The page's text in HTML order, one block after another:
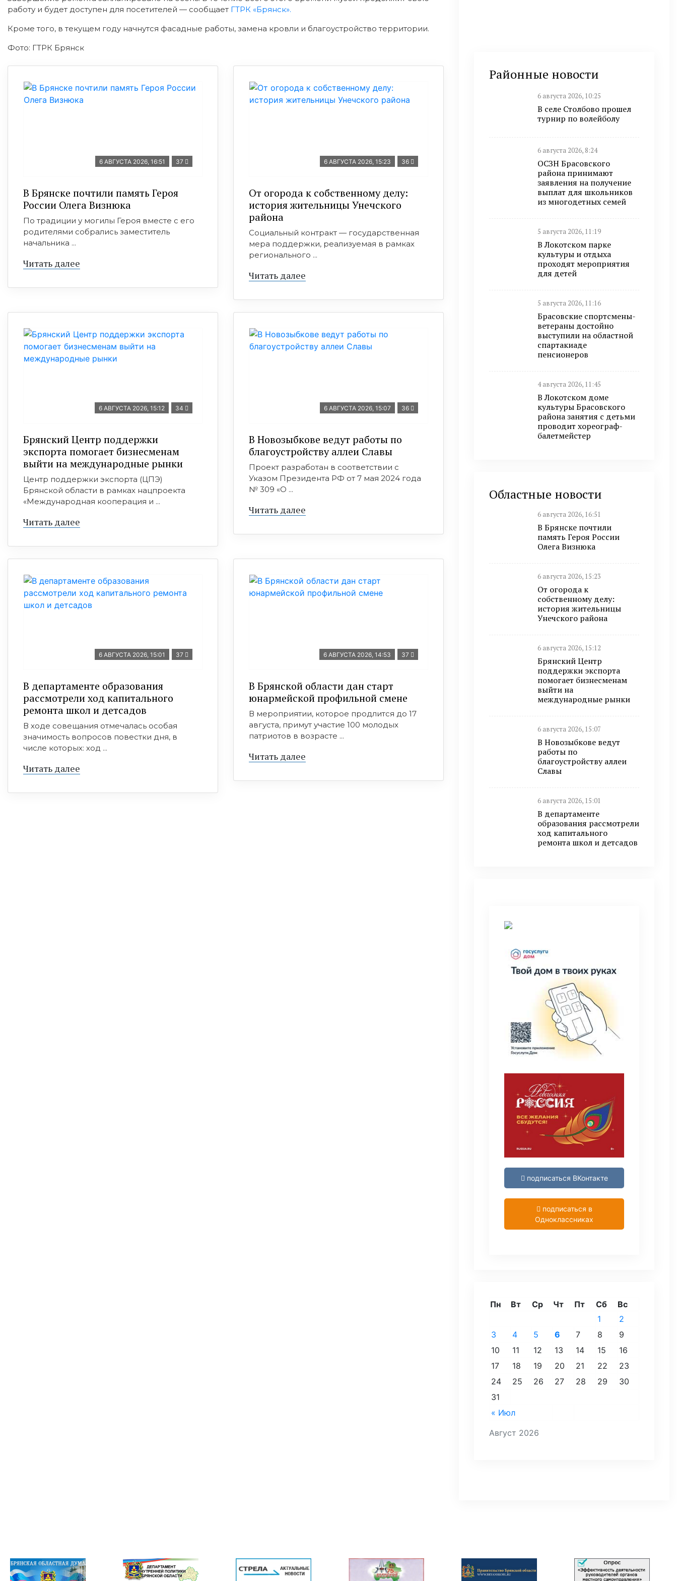
работу и будет доступен для посетителей — сообщает ГТРК «Брянск».
Кроме того, в текущем году начнутся фасадные работы, замена кровли и благоустройство территории.
Фото: ГТРК Брянск
6 АВГУСТА 2026, 16:51 37
В Брянске почтили память Героя
России Олега Визнюка
По традиции у могилы Героя вместе с его
родителями собрались заместитель
начальника ...
Читать далее
6 АВГУСТА 2026, 15:23 36
От огорода к собственному делу:
история жительницы Унечского
района
Социальный контракт — государственная
мера поддержки, реализуемая в рамках
регионального ...
Читать далее
6 АВГУСТА 2026, 15:12 34
Брянский Центр поддержки
экспорта помогает бизнесменам
выйти на международные рынки
Центр поддержки экспорта (ЦПЭ)
Брянской области в рамках нацпроекта
«Международная кооперация и ...
Читать далее
6 АВГУСТА 2026, 15:07 36
В Новозыбкове ведут работы по
благоустройству аллеи Славы
Проект разработан в соответствии с
Указом Президента РФ от 7 мая 2024 года
№ 309 «О ...
Читать далее
6 АВГУСТА 2026, 15:01 37
В департаменте образования
рассмотрели ход капитального
ремонта школ и детсадов
В ходе совещания отмечалась особая
значимость вопросов повестки дня, в
числе которых: ход ...
Читать далее
6 АВГУСТА 2026, 14:53 37
В Брянской области дан старт
юнармейской профильной смене
В мероприятии, которое продлится до 17
августа, примут участие 100 молодых
патриотов в возрасте ...
Читать далее
Районные новости
6 августа 2026, 10:25
В селе Столбово прошел
турнир по волейболу
6 августа 2026, 8:24
ОСЗН Брасовского
района принимают
заявления на получение
выплат для школьников
из многодетных семей
5 августа 2026, 11:19
В Локотском парке
культуры и отдыха
проходят мероприятия
для детей
5 августа 2026, 11:16
Брасовские спортсмены-
ветераны достойно
выступили на областной
спартакиаде
пенсионеров
4 августа 2026, 11:45
В Локотском доме
культуры Брасовского
района занятия с детьми
проводит хореограф-
балетмейстер
Областные новости
6 августа 2026, 16:51
В Брянске почтили
память Героя России
Олега Визнюка
6 августа 2026, 15:23
От огорода к
собственному делу:
история жительницы
Унечского района
6 августа 2026, 15:12
Брянский Центр
поддержки экспорта
помогает бизнесменам
выйти на
международные рынки
6 августа 2026, 15:07
В Новозыбкове ведут
работы по
благоустройству аллеи
Славы
6 августа 2026, 15:01
В департаменте
образования рассмотрели
ход капитального
ремонта школ и детсадов
подписаться ВКонтакте
подписаться в
Одноклассниках
Август 2026
Пн Вт Ср Чт Пт Сб Вс
« Июл
1
2
3
4 5 6 7 8
9
10
11 12 13 14 15
16
17
18 19 20 21 22
23
24
25 26 27 28 29
30
31